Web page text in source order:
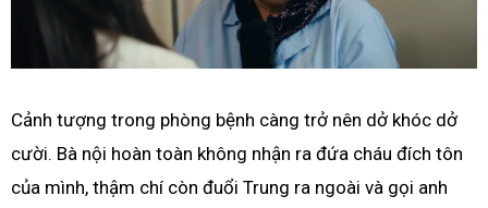
Cảnh tượng trong phòng bệnh càng trở nên dở khóc dở
cười. Bà nội hoàn toàn không nhận ra đứa cháu đích tôn
của mình, thậm chí còn đuổi Trung ra ngoài và gọi anh